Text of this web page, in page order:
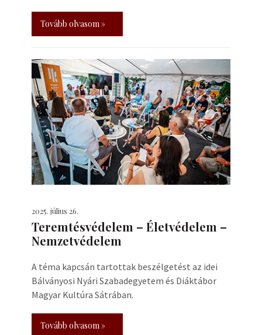
Tovább olvasom »
2025. július 26.
Teremtésvédelem – Életvédelem –
Nemzetvédelem
A téma kapcsán tartottak beszélgetést az idei
Bálványosi Nyári Szabadegyetem és Diáktábor
Magyar Kultúra Sátrában.
Tovább olvasom »